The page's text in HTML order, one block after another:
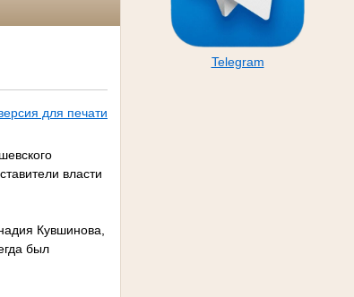
Telegram
для печати
власти
Кувшинова,
был